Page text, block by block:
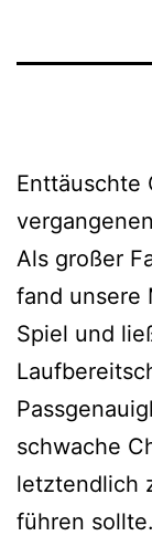
Enttäuschte
Als großer
fand unsere
Spiel und
schwache
letztendlich
führen